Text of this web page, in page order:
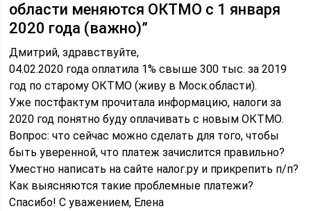
области меняются ОКТМО с 1 января
2020 года (важно)”
Дмитрий, здравствуйте,
04.02.2020 года оплатила 1% свыше 300 тыс. за 2019
год по старому ОКТМО (живу в Моск.области).
Уже постфактум прочитала информацию, налоги за
2020 год понятно буду оплачивать с новым ОКТМО.
Вопрос: что сейчас можно сделать для того, чтобы
быть уверенной, что платеж зачислится правильно?
Уместно написать на сайте налог.ру и прикрепить п/п?
Как выясняются такие проблемные платежи?
Спасибо! С уважением, Елена